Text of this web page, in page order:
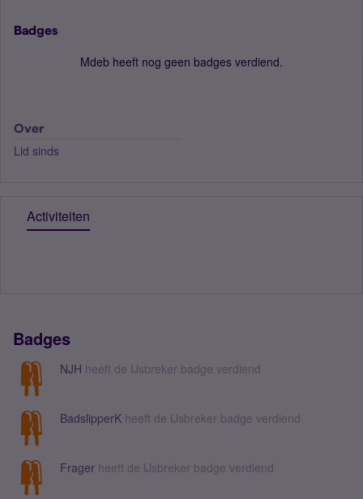
Badges
Mdeb heeft nog geen badges verdiend.
Over
Lid sinds
Activiteiten
Badges
NJH heeft de IJsbreker badge verdiend
BadslipperK heeft de IJsbreker badge verdiend
Frager heeft de IJsbreker badge verdiend